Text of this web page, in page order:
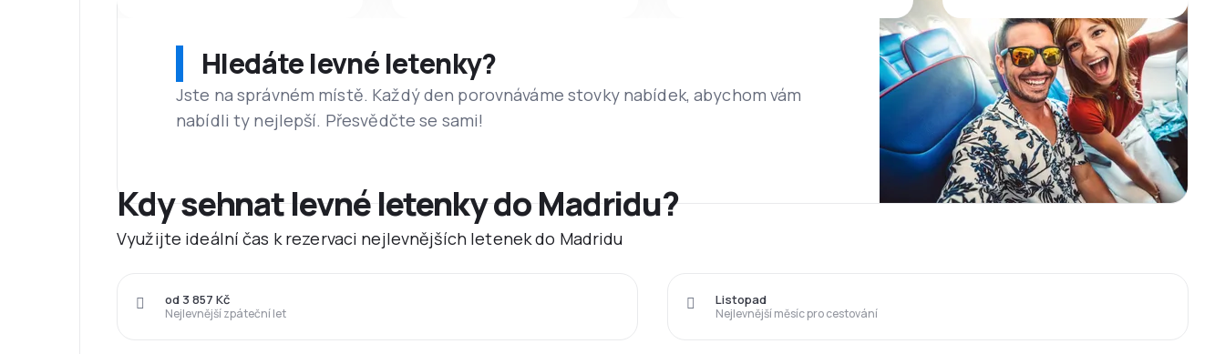
Hledáte levné letenky?
Jste na správném místě. Každý den porovnáváme stovky nabídek, abychom vám
nabídli ty nejlepší. Přesvědčte se sami!
Kdy sehnat levné letenky do Madridu?
Využijte ideální čas k rezervaci nejlevnějších letenek do Madridu
Nejlevnější zpáteční let
od 3 857 Kč
Nejlevnější měsíc pro cestování
Listopad